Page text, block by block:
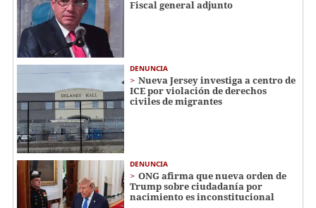
Fiscal general adjunto
DENUNCIA
Nueva Jersey investiga a centro de
ICE por violación de derechos
civiles de migrantes
DENUNCIA
ONG afirma que nueva orden de
Trump sobre ciudadanía por
nacimiento es inconstitucional